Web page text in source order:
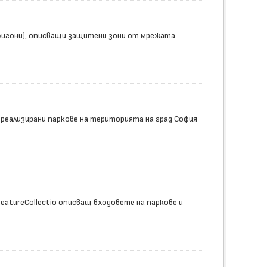
описващи защитени зони от мрежата
паркове на територията на град София
описващ входовете на паркове и